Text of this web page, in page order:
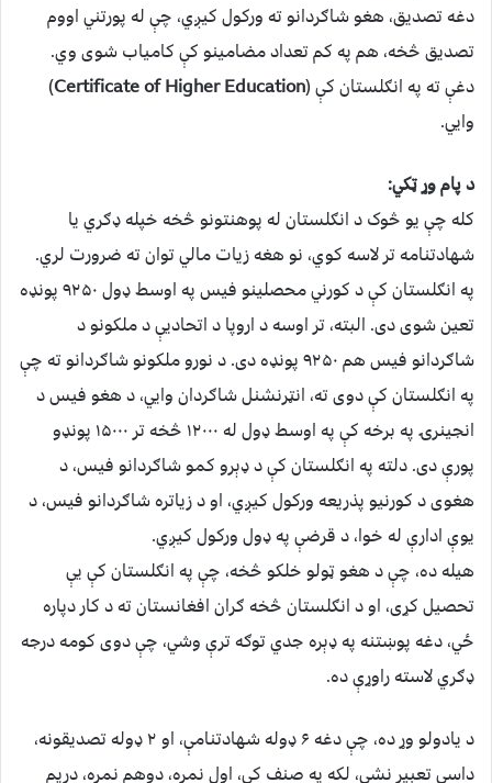
دغه تصدیق، هغو شاګردانو ته ورکول کیږي، چې له پورتني اووم
تصدیق څخه، هم په کم تعداد مضامینو کې کامیاب شوی وي.
دغې ته په انګلستان کې (Certificate of Higher Education
)
وایي.
د پام وړ ټکي:
کله چې یو څوک د انګلستان له پوهنتونو څخه خپله ډګري یا
شهادتنامه تر لاسه کوي، نو هغه زیات مالي توان ته ضرورت لري.
په انګلستان کې د کورني محصلینو فیس په اوسط ډول ۹۲۵۰ پونډه
تعین شوی دی. البته، تر اوسه د اروپا د اتحادیې د ملکونو د
شاګردانو فیس هم ۹۲۵۰ پونډه دی. د نورو ملکونو شاګردانو ته چې
په انګلستان کې دوی ته، انټرنشنل شاګردان وایي، د هغو فیس د
انجینرۍ په برخه کې په اوسط ډول له ۱۲۰۰۰ څخه تر ۱۵۰۰۰ پونډو
پورې دی. دلته په انګلستان کې د ډېرو کمو شاګردانو فیس، د
هغوی د کورنیو پذریعه ورکول کیږي، او د زیاتره شاګردانو فیس، د
یوې ادارې له خوا، د قرضې په ډول ورکول کیږي.
هیله ده، چې د هغو ټولو خلکو څخه، چې په انګلستان کې یې
تحصیل کړی، او د انګلستان څخه ګران افغانستان ته د کار دپاره
ځي، دغه پوښتنه په ډېره جدي توګه ترې وشي، چې دوی کومه درجه
ډګري لاسته راوړې ده.
د یادولو وړ ده، چې دغه ۶ ډوله شهادتنامې، او ۲ ډوله تصدیقونه،
داسې تعبیر نشي، لکه په صنف کې، اول نمره، دوهم نمره، دریم